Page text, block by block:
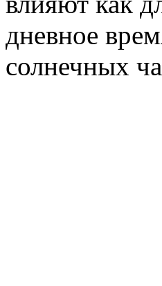
дневное
солнечных